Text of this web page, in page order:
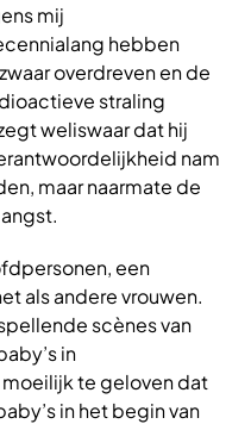
mij
hebben
overdreven en de
straling
weliswaar dat hij
nam
maar naarmate de
een
als andere vrouwen.
scènes van
in
te geloven dat
in het begin van